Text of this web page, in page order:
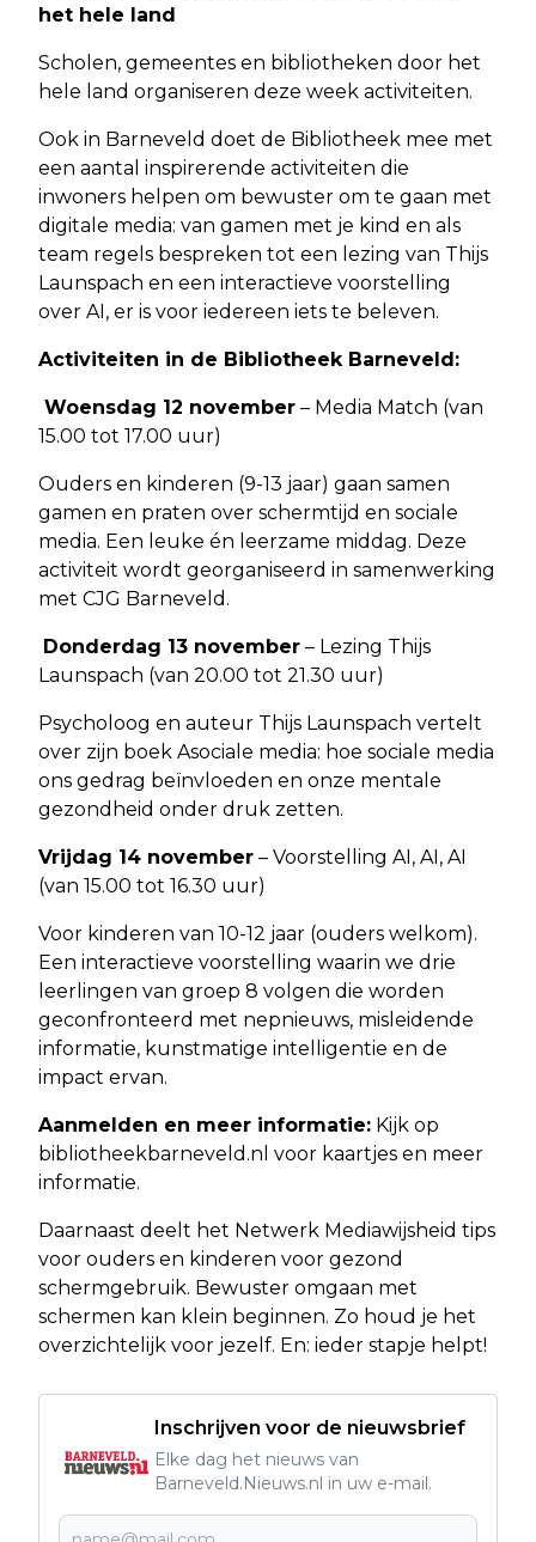
het hele land
Scholen, gemeentes en bibliotheken door het
hele land organiseren deze week activiteiten.
Ook in Barneveld doet de Bibliotheek mee met
een aantal inspirerende activiteiten die
inwoners helpen om bewuster om te gaan met
digitale media: van gamen met je kind en als
team regels bespreken tot een lezing van Thijs
Launspach en een interactieve voorstelling
over AI, er is voor iedereen iets te beleven.
Activiteiten in de Bibliotheek Barneveld:
Woensdag 12 november – Media Match (van
15.00 tot 17.00 uur)
Ouders en kinderen (9-13 jaar) gaan samen
gamen en praten over schermtijd en sociale
media. Een leuke én leerzame middag. Deze
activiteit wordt georganiseerd in samenwerking
met CJG Barneveld.
Donderdag 13 november – Lezing Thijs
Launspach (van 20.00 tot 21.30 uur)
Psycholoog en auteur Thijs Launspach vertelt
over zijn boek Asociale media: hoe sociale media
ons gedrag beïnvloeden en onze mentale
gezondheid onder druk zetten.
Vrijdag 14 november – Voorstelling AI, AI, AI
(van 15.00 tot 16.30 uur)
Voor kinderen van 10-12 jaar (ouders welkom).
Een interactieve voorstelling waarin we drie
leerlingen van groep 8 volgen die worden
geconfronteerd met nepnieuws, misleidende
informatie, kunstmatige intelligentie en de
impact ervan.
Aanmelden en meer informatie: Kijk op
bibliotheekbarneveld.nl voor kaartjes en meer
informatie.
Daarnaast deelt het Netwerk Mediawijsheid tips
voor ouders en kinderen voor gezond
schermgebruik. Bewuster omgaan met
schermen kan klein beginnen. Zo houd je het
overzichtelijk voor jezelf. En: ieder stapje helpt!
Inschrijven voor de nieuwsbrief
Elke dag het nieuws van
Barneveld.Nieuws.nl in uw e-mail.